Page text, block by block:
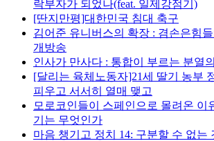
락부자가 되었나(feat. 일제강점기)
[딴지만평]대한민국 침대 축구
김어준 유니버스의 확장 : 겸손은힘
개방송
인사가 만사다 : 통합이 부르는 분열
[달리는 육체노동자]21세 딸기 농부
피우고 서서히 열매 맺고
모로코인들이 스페인으로 몰려온 이
기는 무엇인가
마음 챙기고 정치 14: 구분할 수 없는